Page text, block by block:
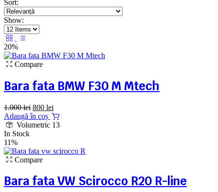
Sort:
Show:
20%
Compare
Bara fata BMW F30 M Mtech
1.000lei Prețul
inițial
a
800 lei
curent
este:
Adaugă în coș
Volumetric 13
In Stock
11%
Compare
Bara fata VW Scirocco R20 R-line